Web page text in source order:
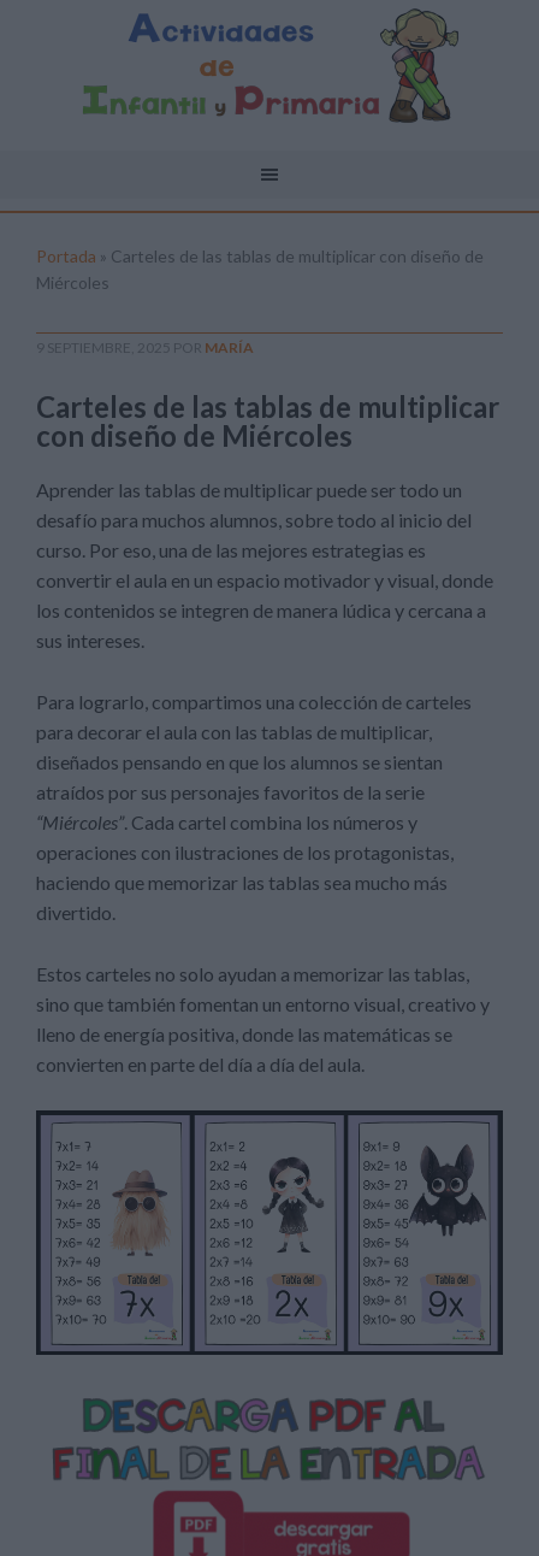
Portada » Carteles de las tablas de multiplicar con diseño de
Miércoles
9 SEPTIEMBRE, 2025 POR MARÍA
Carteles de las tablas de multiplicar
con diseño de Miércoles
Aprender las tablas de multiplicar puede ser todo un
desafío para muchos alumnos, sobre todo al inicio del
curso. Por eso, una de las mejores estrategias es
convertir el aula en un espacio motivador y visual, donde
los contenidos se integren de manera lúdica y cercana a
sus intereses.
Para lograrlo, compartimos una colección de carteles
para decorar el aula con las tablas de multiplicar,
diseñados pensando en que los alumnos se sientan
atraídos por sus personajes favoritos de la serie
“Miércoles”. Cada cartel combina los números y
operaciones con ilustraciones de los protagonistas,
haciendo que memorizar las tablas sea mucho más
divertido.
Estos carteles no solo ayudan a memorizar las tablas,
sino que también fomentan un entorno visual, creativo y
lleno de energía positiva, donde las matemáticas se
convierten en parte del día a día del aula.